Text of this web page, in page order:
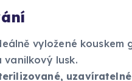
vyložené
lusk.